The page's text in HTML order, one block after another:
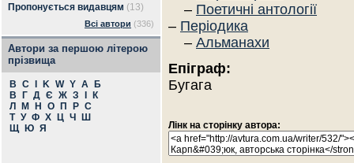
Пропонується видавцям (13)
Всі автори (336)
Автори за першою літерою
прізвища
B C K W Y А
Б
В
Г Д Є Ж З
К
Л
М Н О П Р С
Т У Ф Х Ц Ч
Ш
Щ
Ю Я
– Поетичні антології
– Періодика
– Альманахи
Епіграф:
Бугага
Лінк на сторінку автора: